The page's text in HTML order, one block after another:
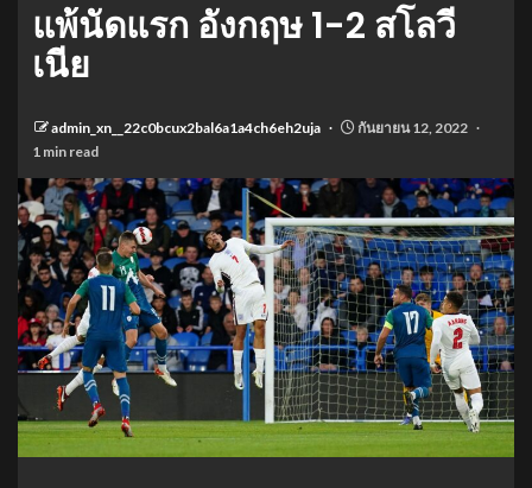
แพ้นัดแรก อังกฤษ 1-2 สโลวี
เนีย
admin_xn__22c0bcux2bal6a1a4ch6eh2uja
กันยายน 12, 2022
1 min read